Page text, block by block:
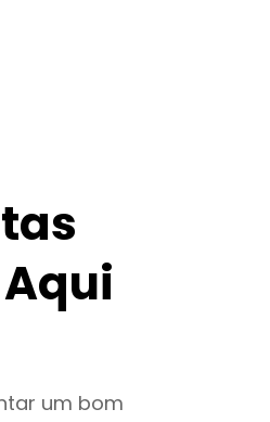
um bom